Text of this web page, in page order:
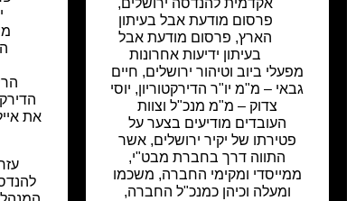
אקדמית להנדסה ירושלים,
פרסום מודעת אבל בעיתון
הארץ, פרסום מודעת אבל
בעיתון ידיעות אחרונות
מפעלי ביוב וטיהור ירושלים, חיים
גבאי – מ"מ יו"ר הדירקטוריון, יוסי
צדוק – מ"מ מנכ"ל וצוות
העובדים מודיעים בצער על
פטירתו של יקיר ירושלים, אשר
התווה דרך בחברת מבט"י,
ממייסדי ומקימי החברה, משכמו
ומעלה וכיהן כמנכ"ל החברה,
את